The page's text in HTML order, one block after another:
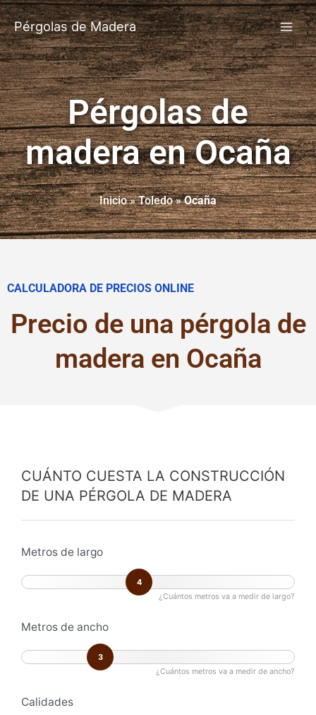
Pérgolas de Madera
Pérgolas de
madera en Ocaña
Inicio»Toledo»Ocaña
CALCULADORA DE PRECIOS ONLINE
Precio de una pérgola de
madera en Ocaña
CUÁNTO CUESTA LA CONSTRUCCIÓN
DE UNA PÉRGOLA DE MADERA
Metros de largo
4
¿Cuántos metros va a medir de largo?
Metros de ancho
3
¿Cuántos metros va a medir de ancho?
Calidades